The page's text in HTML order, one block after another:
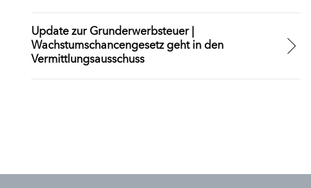
Update zur Grunderwerbsteuer |
Wachstumschancengesetz geht in den
Vermittlungsausschuss